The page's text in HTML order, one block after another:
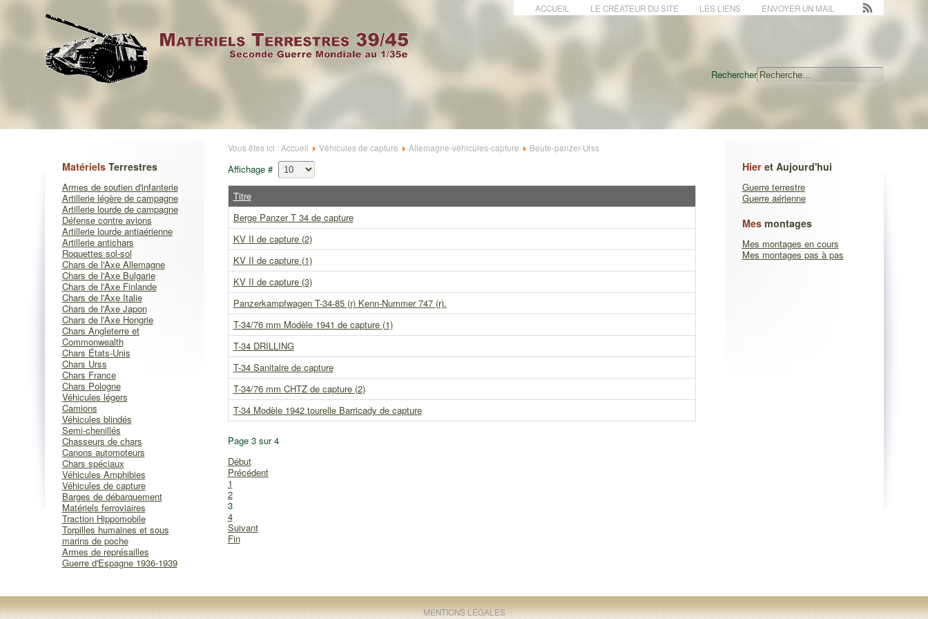
ACCUEIL LE CRÉATEUR DU SITE LES LIENS ENVOYER UN MAIL
Rechercher
MatérielsTerrestres
Armes de soutien d'infanterie
Artillerie légère de campagne
Artillerie lourde de campagne
Défense contre avions
Artillerie lourde antiaérienne
Artillerie antichars
Roquettes sol-sol
Chars de l'Axe Allemagne
Chars de l'Axe Bulgarie
Chars de l'Axe Finlande
Chars de l'Axe Italie
Chars de l'Axe Japon
Chars de l'Axe Hongrie
Chars Angleterre et
Commonwealth
Chars États-Unis
Chars Urss
Chars France
Chars Pologne
Véhicules légers
Camions
Véhicules blindés
Semi-chenillés
Chasseurs de chars
Canons automoteurs
Chars spéciaux
Véhicules Amphibies
Véhicules de capture
Barges de débarquement
Matériels ferroviaires
Traction Hippomobile
Torpilles humaines et sous
marins de poche
Armes de représailles
Guerre d'Espagne 1936-1939
Hieret Aujourd'hui
Guerre terrestre
Guerre aérienne
Mesmontages
Mes montages en cours
Mes montages pas à pas
Vous êtes ici : Accueil Véhicules de capture Allemagne-véhicules-capture Beute-panzer-Urss
Affichage #
Titre
Berge Panzer T 34 de capture
KV II de capture (2)
KV II de capture (1)
KV II de capture (3)
Panzerkampfwagen T-34-85 (r) Kenn-Nummer 747 (r).
T-34/76 mm Modèle 1941 de capture (1)
T-34 DRILLING
T-34 Sanitaire de capture
T-34/76 mm CHTZ de capture (2)
T-34 Modèle 1942 tourelle Barricady de capture
Page 3 sur 4
Début
Précédent
1
2
3
4
Suivant
Fin
MENTIONS LÉGALES